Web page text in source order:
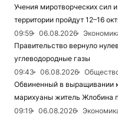
Учения миротворческих
территории пройдут 12–16
09:59
06.08.2026
Правительство вернуло
углеводородные газы
09:43
06.08.2026
Обвиненный в выращивании
марихуаны житель Жлобина
09:19
06.08.2026